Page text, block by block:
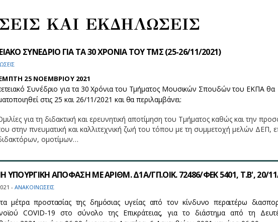
ΚΑΙ ΕΚΔΗΛΩΣΕΙΣ
ΣΥΝΕΔΡΙΟ ΓΙΑ ΤΑ 30 ΧΡΟΝΙΑ ΤΟΥ ΤΜΣ (25-26/11/2021)
25 ΝΟΕΜΒΡΙΟΥ 2021
Συνέδριο για τα 30 Χρόνια του Τμήματος Μουσικών Σπουδών του ΕΚΠΑ θα
στις 25 και 26/11/2021 και θα περιλαμβάνει:
για τη διδακτική και ερευνητική αποτίμηση του Τμήματος καθώς και την
στην πνευματική και καλλιτεχνική ζωή του τόπου με τη συμμετοχή μελών ΔΕΠ,
ομοτίμων…
ΥΠΟΥΡΓΙΚΗ ΑΠΟΦΑΣΗ ΜΕ ΑΡΙΘΜ. Δ1Α/ΓΠ.ΟΙΚ. 72486/ΦΕΚ 5401, Τ.Β', 20/
- ΑΝΑΚΟΙΝΩΣΕΙΣ
μέτρα προστασίας της δημόσιας υγείας από τον κίνδυνο περαιτέρω
COVID-19 στο σύνολο της Επικράτειας, για το διάστημα από τη